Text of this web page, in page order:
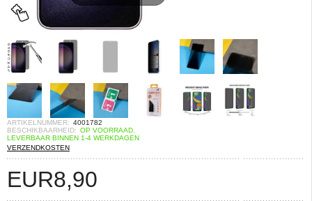
ARTIKELNUMMER: 4001782
BESCHIKBAARHEID: OP VOORRAAD.
LEVERBAAR BINNEN 1-4 WERKDAGEN
VERZENDKOSTEN
EUR8,90